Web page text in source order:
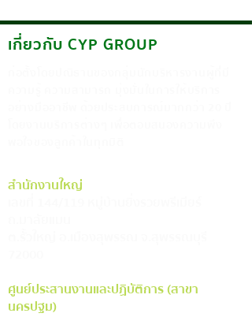
เกี่ยวกับ CYP GROUP
สำนักงานใหญ่
ศูนย์ประสานงานและปฏิบัติการ (สาขา
นครปฐม)